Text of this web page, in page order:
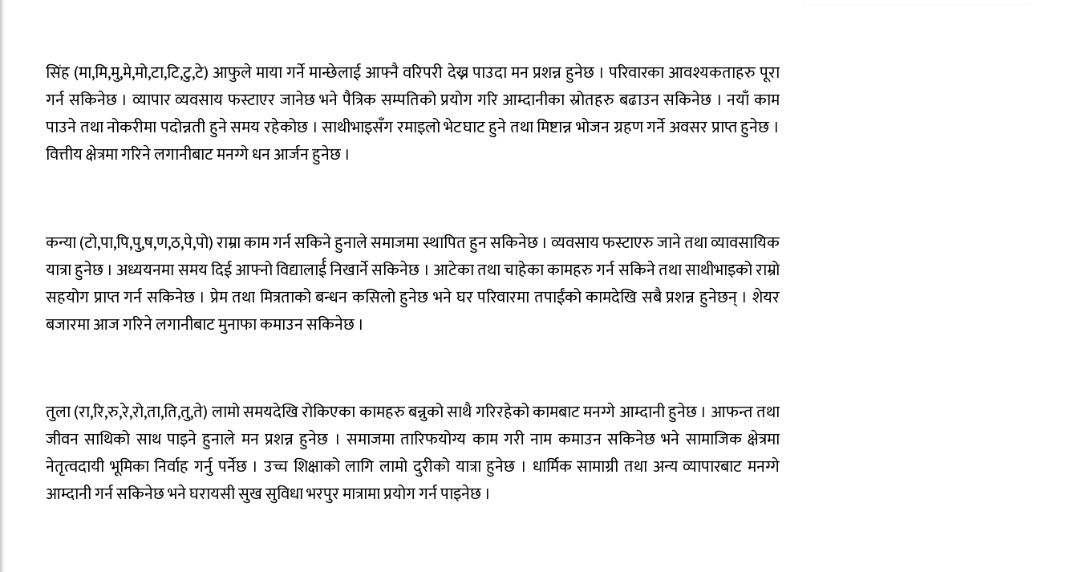
सिंह (मा,मि,मु,मे,मो,टा,टि,टु,टे) आफुले माया गर्ने मान्छेलाई आफ्नै वरिपरी देख्न पाउदा मन प्रशन्न हुनेछ । परिवारका आवश्यकताहरु पूरा
गर्न सकिनेछ । व्यापार व्यवसाय फस्टाएर जानेछ भने पैत्रिक सम्पतिको प्रयोग गरि आम्दानीका स्रोतहरु बढाउन सकिनेछ । नयाँ काम
पाउने तथा नोकरीमा पदोन्नती हुने समय रहेकोछ । साथीभाइसँग रमाइलो भेटघाट हुने तथा मिष्टान्न भोजन ग्रहण गर्ने अवसर प्राप्त हुनेछ ।
वित्तीय क्षेत्रमा गरिने लगानीबाट मनग्गे धन आर्जन हुनेछ ।
कन्या (टो,पा,पि,पु,ष,ण,ठ,पे,पो) राम्रा काम गर्न सकिने हुनाले समाजमा स्थापित हुन सकिनेछ । व्यवसाय फस्टाएरु जाने तथा व्यावसायिक
यात्रा हुनेछ । अध्ययनमा समय दिई आफ्नो विद्यालार्ई निखार्ने सकिनेछ । आटेका तथा चाहेका कामहरु गर्न सकिने तथा साथीभाइको राम्रो
सहयोग प्राप्त गर्न सकिनेछ । प्रेम तथा मित्रताको बन्धन कसिलो हुनेछ भने घर परिवारमा तपाईंको कामदेखि सबै प्रशन्न हुनेछन् । शेयर
बजारमा आज गरिने लगानीबाट मुनाफा कमाउन सकिनेछ ।
तुला (रा,रि,रु,रे,रो,ता,ति,तु,ते) लामो समयदेखि रोकिएका कामहरु बन्नुको साथै गरिरहेको कामबाट मनग्गे आम्दानी हुनेछ । आफन्त तथा
जीवन साथिको साथ पाइने हुनाले मन प्रशन्न हुनेछ । समाजमा तारिफयोग्य काम गरी नाम कमाउन सकिनेछ भने सामाजिक क्षेत्रमा
नेतृत्वदायी भूमिका निर्वाह गर्नु पर्नेछ । उच्च शिक्षाको लागि लामो दुरीको यात्रा हुनेछ । धार्मिक सामाग्री तथा अन्य व्यापारबाट मनग्गे
आम्दानी गर्न सकिनेछ भने घरायसी सुख सुविधा भरपुर मात्रामा प्रयोग गर्न पाइनेछ ।